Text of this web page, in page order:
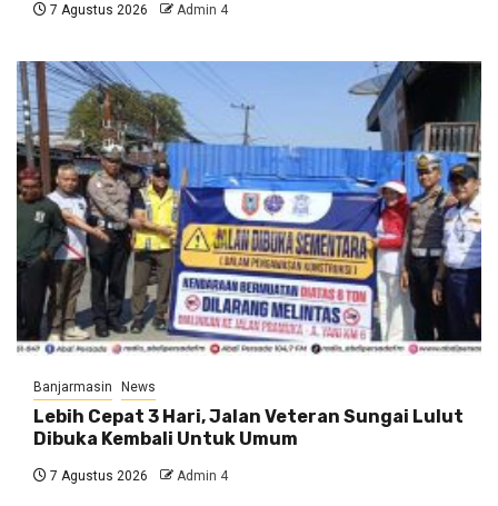
7 Agustus 2026 Admin 4
Banjarmasin News
Lebih Cepat 3 Hari, Jalan Veteran Sungai Lulut
Dibuka Kembali Untuk Umum
7 Agustus 2026 Admin 4